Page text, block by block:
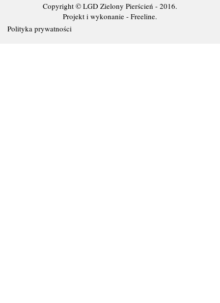
Copyright © LGD Zielony Pierścień - 2016.
Projekt i wykonanie - Freeline.
Polityka prywatności